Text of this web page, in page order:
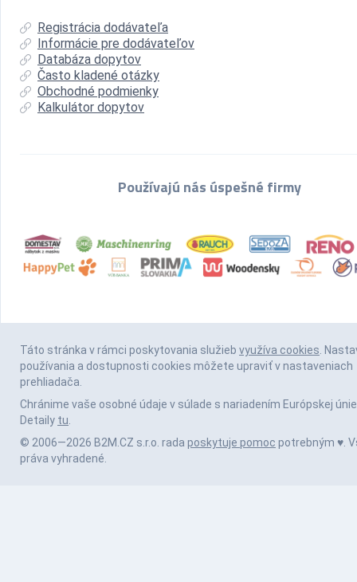
Registrácia dodávateľa
Informácie pre dodávateľov
Databáza dopytov
Často kladené otázky
Obchodné podmienky
Kalkulátor dopytov
Používajú nás úspešné firmy
Táto stránka v rámci poskytovania služieb využíva cookies.
používania a dostupnosti cookies môžete upraviť v nastaveniach
prehliadača.
Chránime vaše osobné údaje v súlade s nariadením Európskej únie
Detaily tu.
© 2006—2026 B2M.CZ s.r.o. rada poskytuje pomoc potrebným ♥️.
práva vyhradené.